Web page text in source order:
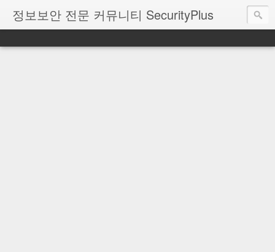
정보보안 전문 커뮤니티 SecurityPlus